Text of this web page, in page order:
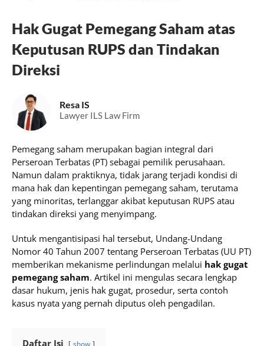
Hak Gugat Pemegang Saham atas
Keputusan RUPS dan Tindakan
Direksi
Resa IS
Lawyer ILS Law Firm
Pemegang saham merupakan bagian integral dari
Perseroan Terbatas (PT) sebagai pemilik perusahaan.
Namun dalam praktiknya, tidak jarang terjadi kondisi di
mana hak dan kepentingan pemegang saham, terutama
yang minoritas, terlanggar akibat keputusan RUPS atau
tindakan direksi yang menyimpang.
Untuk mengantisipasi hal tersebut, Undang-Undang
Nomor 40 Tahun 2007 tentang Perseroan Terbatas (UU PT)
memberikan mekanisme perlindungan melalui hak gugat
pemegang saham. Artikel ini mengulas secara lengkap
dasar hukum, jenis hak gugat, prosedur, serta contoh
kasus nyata yang pernah diputus oleh pengadilan.
Daftar Isi show